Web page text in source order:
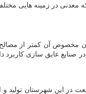
مخصوص آن کمتر از
عایق سازی کاربرد
در این شهرستان تولید